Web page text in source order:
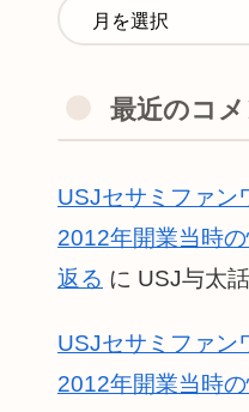
最近のコメ
USJセサミファン
2012年開業当時
返る に USJ与太話
USJセサミファン
2012年開業当時